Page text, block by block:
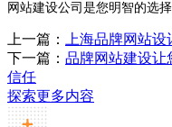
网站建设公司是您明智的选择
上一篇：
上海品牌网站
下一篇： 品牌网站建设让
信任
探索更多内容